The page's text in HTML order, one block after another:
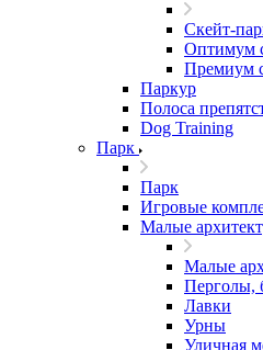
Скейт-
Оптимум
Премиум
Паркур
Полоса
Dog Training
Парк
Парк
Игровые
Малые
Малые
Перголы,
Лавки
Урны
Уличная